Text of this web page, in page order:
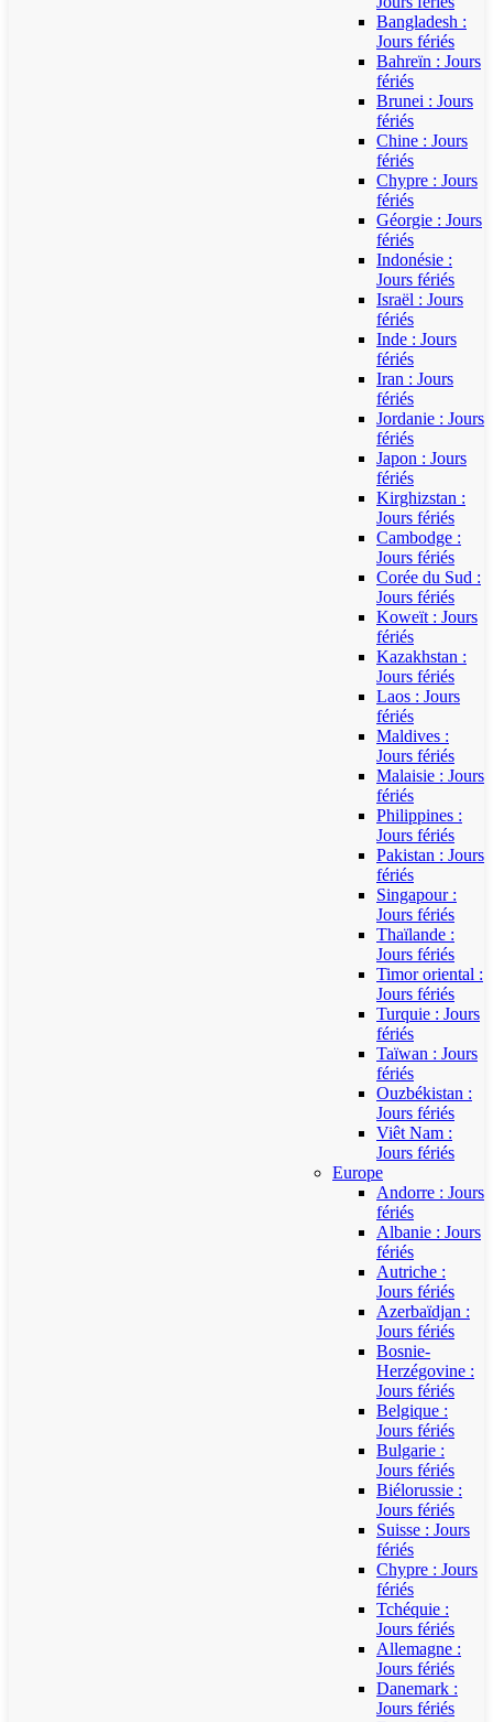
Bangladesh :
Jours fériés
Bahreïn : Jours
fériés
Brunei : Jours
fériés
Chine : Jours
fériés
Chypre : Jours
fériés
Géorgie : Jours
fériés
Indonésie :
Jours fériés
Israël : Jours
fériés
Inde : Jours
fériés
Iran : Jours
fériés
Jordanie : Jours
fériés
Japon : Jours
fériés
Kirghizstan :
Jours fériés
Cambodge :
Jours fériés
Corée du Sud :
Jours fériés
Koweït : Jours
fériés
Kazakhstan :
Jours fériés
Laos : Jours
fériés
Maldives :
Jours fériés
Malaisie : Jours
fériés
Philippines :
Jours fériés
Pakistan : Jours
fériés
Singapour :
Jours fériés
Thaïlande :
Jours fériés
Timor oriental :
Jours fériés
Turquie : Jours
fériés
Taïwan : Jours
fériés
Ouzbékistan :
Jours fériés
Viêt Nam :
Jours fériés
Europe
Andorre : Jours
fériés
Albanie : Jours
fériés
Autriche :
Jours fériés
Azerbaïdjan :
Jours fériés
Bosnie-
Herzégovine :
Jours fériés
Belgique :
Jours fériés
Bulgarie :
Jours fériés
Biélorussie :
Jours fériés
Suisse : Jours
fériés
Chypre : Jours
fériés
Tchéquie :
Jours fériés
Allemagne :
Jours fériés
Danemark :
Jours fériés